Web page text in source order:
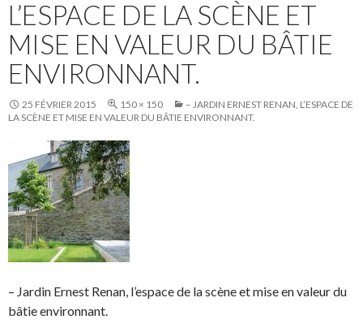
L’ESPACE DE LA SCÈNE ET
MISE EN VALEUR DU BÂTIE
ENVIRONNANT.
25 FÉVRIER 2015 150 × 150
– JARDIN ERNEST RENAN, L’ESPACE DE
LA SCÈNE ET MISE EN VALEUR DU BÂTIE ENVIRONNANT.
– Jardin Ernest Renan, l’espace de la scène et mise en valeur du
bâtie environnant.